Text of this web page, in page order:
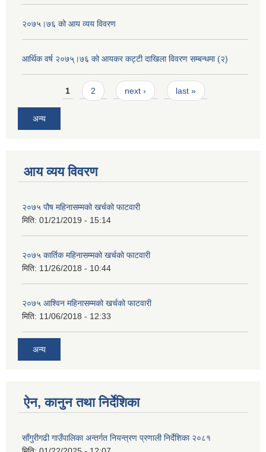
२०७५।७६ को आय व्यय विवरण
आर्थिक वर्ष २०७५्।७६ को आयकर कट्टी दाखिला विवरण सम्बन्धमा (२)
Pages1 2 next › last »
अन्य
आय व्यय विवरण
२०७५ पौष महिनासम्मको खर्चको फाटवारी
मिति: 01/21/2019 - 15:14
२०७५ कार्तिक महिनासम्मको खर्चको फाटवारी
मिति: 11/26/2018 - 10:44
२०७५ आश्विन महिनासम्मको खर्चको फाटवारी
मिति: 11/06/2018 - 12:33
अन्य
ऐन, कानुन तथा निर्देशिका
साँगुरीगढी गाउँपालिका अन्तर्गत नियन्त्रण प्रणाली निर्देशिका २०८१